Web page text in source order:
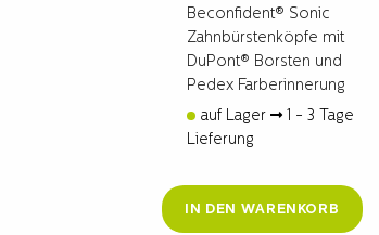
Beconfident® Sonic
Zahnbürstenköpfe mit
DuPont® Borsten und
Pedex Farberinnerung
auf Lager
1 - 3 Tage
Lieferung
IN DEN WARENKORB